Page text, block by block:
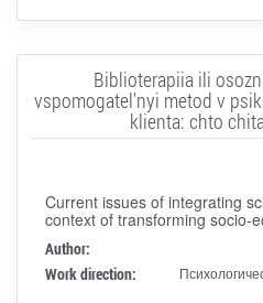
Biblioterapiia ili
vspomogatel'nyi metod v
klienta: chto
Current issues of integrating
context of transforming socio-
Author:
Work direction: